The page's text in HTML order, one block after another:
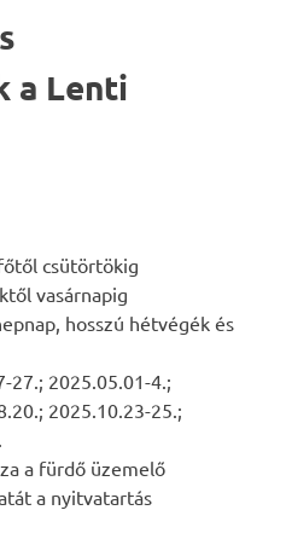
a Lenti
csütörtökig
vasárnapig
hosszú hétvégék és
27.; 2025.05.01-4.;
2025.10.23-25.;
a fürdő üzemelő
a nyitvatartás